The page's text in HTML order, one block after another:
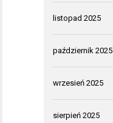
listopad 2025
październik 2025
wrzesień 2025
sierpień 2025